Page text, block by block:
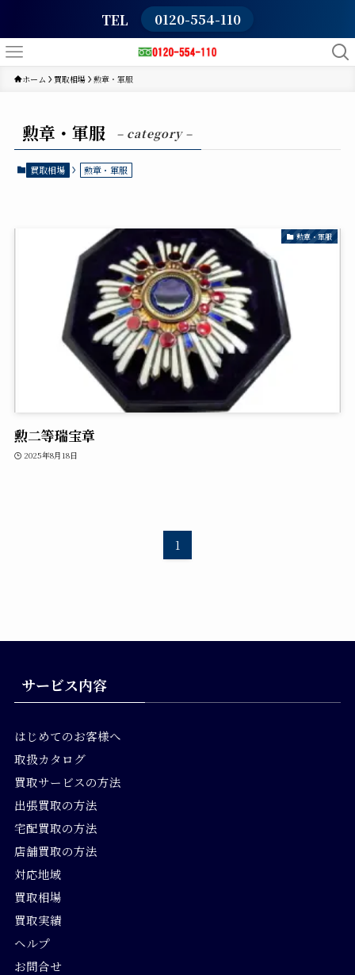
TEL 0120-554-110
ホーム 買取相場 勲章・軍服
勲章・軍服 – category –
買取相場 勲章・軍服
勲章・軍服
勲二等瑞宝章
2025年8月18日
1
サービス内容
はじめてのお客様へ
取扱カタログ
買取サービスの方法
出張買取の方法
宅配買取の方法
店舗買取の方法
対応地域
買取相場
買取実績
ヘルプ
お問合せ